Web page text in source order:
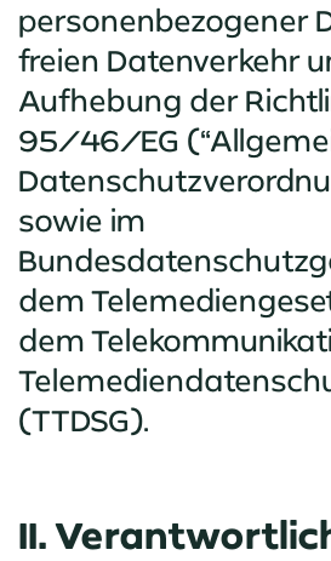
personenbezogener
freien Datenverkehr
Aufhebung der
95/46/EG
sowie im
dem
dem
(TTDSG).
II.